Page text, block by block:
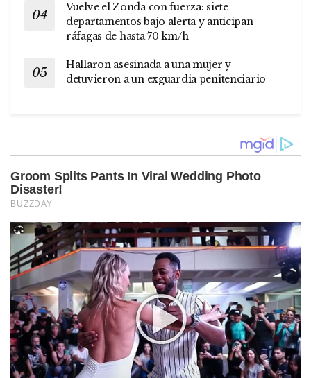
Vuelve el Zonda con fuerza: siete
departamentos bajo alerta y anticipan
ráfagas de hasta 70 km/h
Hallaron asesinada a una mujer y
detuvieron a un exguardia penitenciario